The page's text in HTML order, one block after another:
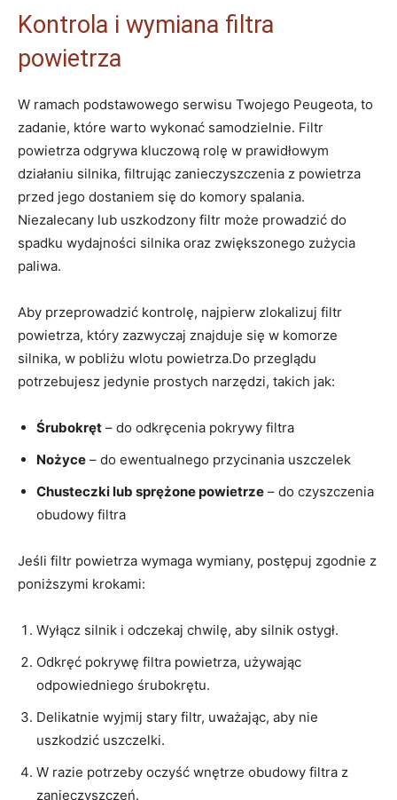
Kontrola i wymiana filtra
powietrza
W ramach podstawowego serwisu Twojego Peugeota, to
zadanie, które warto wykonać samodzielnie. Filtr
powietrza odgrywa kluczową rolę w prawidłowym
działaniu silnika, filtrując zanieczyszczenia z powietrza
przed jego dostaniem się do komory spalania.
Niezalecany lub uszkodzony filtr może prowadzić do
spadku wydajności silnika oraz zwiększonego zużycia
paliwa.
Aby przeprowadzić kontrolę, najpierw zlokalizuj filtr
powietrza, który zazwyczaj znajduje się w komorze
silnika, w pobliżu wlotu powietrza.Do przeglądu
potrzebujesz jedynie prostych narzędzi, takich jak:
Śrubokręt – do odkręcenia pokrywy filtra
Nożyce – do ewentualnego przycinania uszczelek
Chusteczki lub sprężone powietrze – do czyszczenia
obudowy filtra
Jeśli filtr powietrza wymaga wymiany, postępuj zgodnie z
poniższymi krokami:
Wyłącz silnik i odczekaj chwilę, aby silnik ostygł.
Odkręć pokrywę filtra powietrza, używając
odpowiedniego śrubokrętu.
Delikatnie wyjmij stary filtr, uważając, aby nie
uszkodzić uszczelki.
W razie potrzeby oczyść wnętrze obudowy filtra z
zanieczyszczeń.